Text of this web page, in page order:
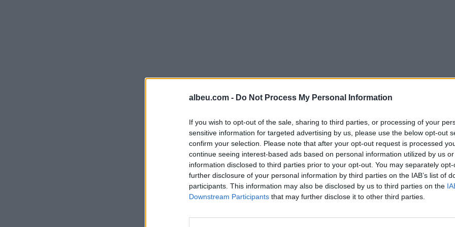
albeu.com - Do Not Process My Personal Information
If you wish to opt-out of the sale, sharing to third parties, or processing of your
sensitive information for targeted advertising by us, please use the below opt-out
confirm your selection. Please note that after your opt-out request is processed
continue seeing interest-based ads based on personal information utilized by us
information disclosed to third parties prior to your opt-out. You may separately
further disclosure of your personal information by third parties on the IAB’s list of
participants. This information may also be disclosed by us to third parties on the
Downstream Participants that may further disclose it to other third parties.